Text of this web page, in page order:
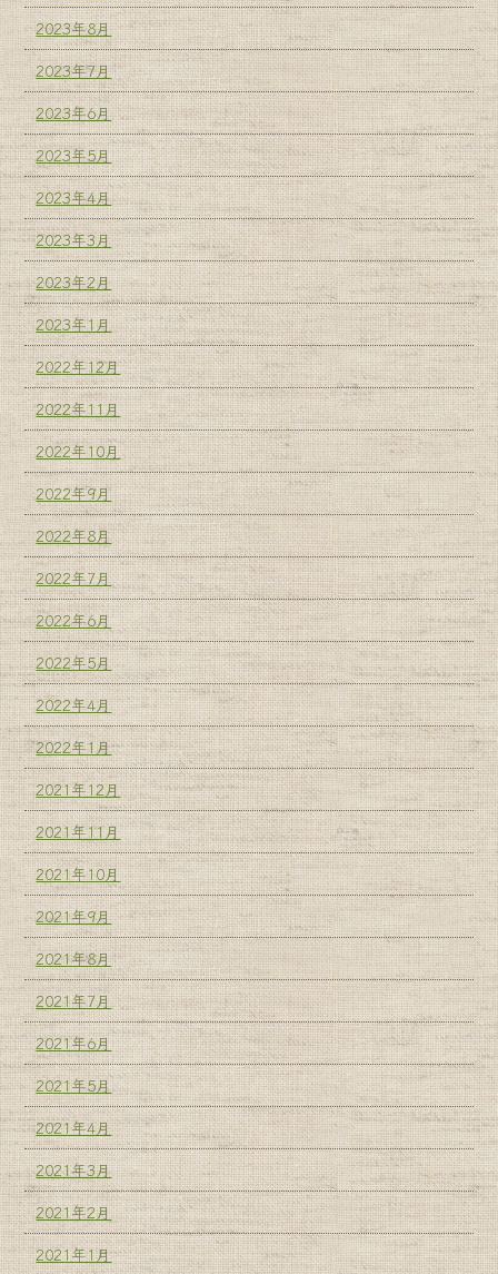
2023年8月
2023年7月
2023年6月
2023年5月
2023年4月
2023年3月
2023年2月
2023年1月
2022年12月
2022年11月
2022年10月
2022年9月
2022年8月
2022年7月
2022年6月
2022年5月
2022年4月
2022年1月
2021年12月
2021年11月
2021年10月
2021年9月
2021年8月
2021年7月
2021年6月
2021年5月
2021年4月
2021年3月
2021年2月
2021年1月